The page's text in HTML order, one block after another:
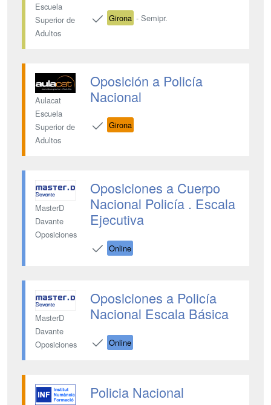
Escuela
Superior de
Adultos
Girona - Semipr.
Aulacat
Escuela
Superior de
Adultos
Oposición a Policía
Nacional
Girona
MasterD
Davante
Oposiciones
Oposiciones a Cuerpo
Nacional Policía . Escala
Ejecutiva
Online
MasterD
Davante
Oposiciones
Oposiciones a Policía
Nacional Escala Básica
Online
Policia Nacional